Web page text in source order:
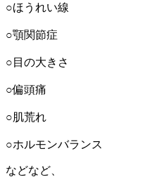
○ほうれい線
○顎関節症
○目の大きさ
○偏頭痛
○肌荒れ
○ホルモンバランス
などなど、